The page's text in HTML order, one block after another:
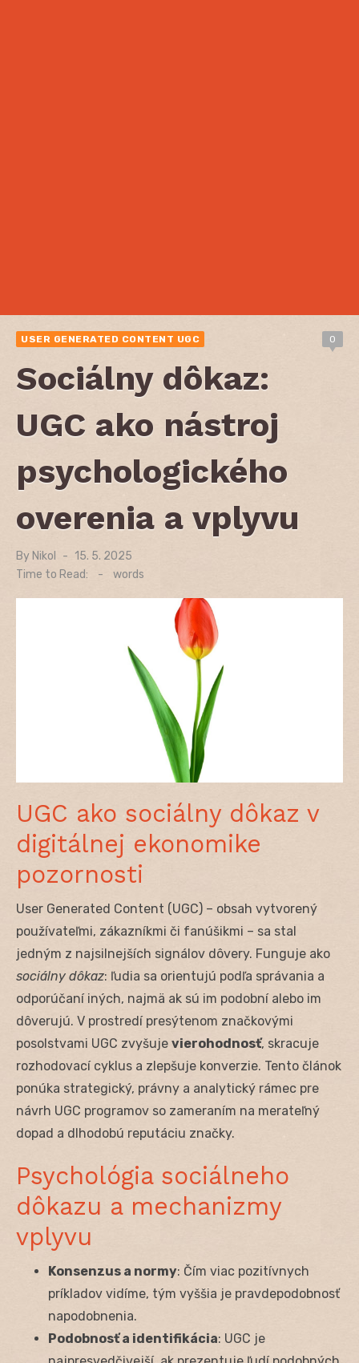
USER GENERATED CONTENT UGC 0
Sociálny dôkaz:
UGC ako nástroj
psychologického
overenia a vplyvu
By Nikol
Posted
on
15. 5. 2025
Time to Read:
- words
UGC ako sociálny dôkaz v
digitálnej ekonomike
pozornosti
User Generated Content (UGC) – obsah vytvorený
používateľmi, zákazníkmi či fanúšikmi – sa stal
jedným z najsilnejších signálov dôvery. Funguje ako
sociálny dôkaz: ľudia sa orientujú podľa správania a
odporúčaní iných, najmä ak sú im podobní alebo im
dôverujú. V prostredí presýtenom značkovými
posolstvami UGC zvyšuje vierohodnosť, skracuje
rozhodovací cyklus a zlepšuje konverzie. Tento článok
ponúka strategický, právny a analytický rámec pre
návrh UGC programov so zameraním na merateľný
dopad a dlhodobú reputáciu značky.
Psychológia sociálneho
dôkazu a mechanizmy
vplyvu
Konsenzus a normy: Čím viac pozitívnych
príkladov vidíme, tým vyššia je pravdepodobnosť
napodobnenia.
Podobnosť a identifikácia: UGC je